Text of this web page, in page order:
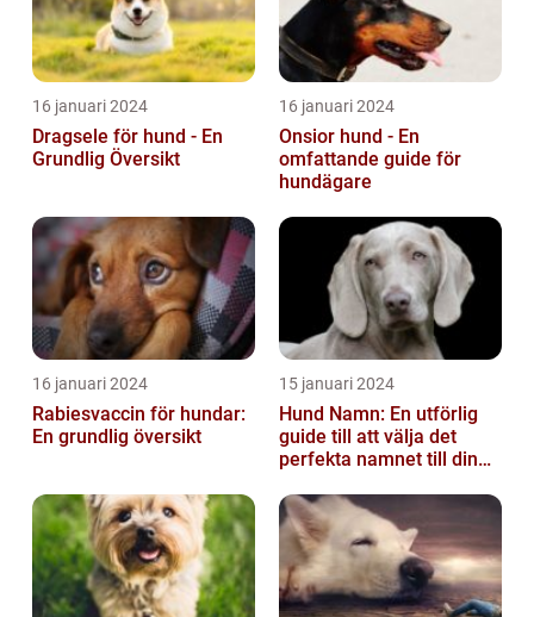
16 januari 2024
Dragsele för hund - En
Grundlig Översikt
16 januari 2024
Onsior hund - En
omfattande guide för
hundägare
16 januari 2024
Rabiesvaccin för hundar:
En grundlig översikt
15 januari 2024
Hund Namn: En utförlig
guide till att välja det
perfekta namnet till din